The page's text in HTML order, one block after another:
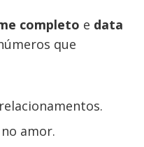
completo e data
que
amor.